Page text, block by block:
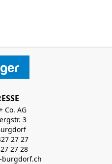
Co. AG
3
27 27
27 28
burgdorf.ch